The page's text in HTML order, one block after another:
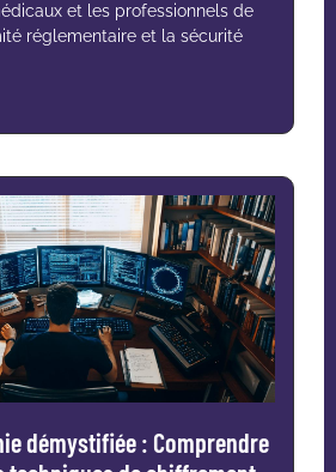
et les professionnels de
réglementaire et la sécurité
démystifiée : Comprendre